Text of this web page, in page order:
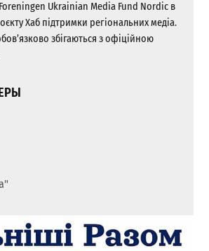
Ukrainian Media Fund Nordic в
Хаб підтримки регіональних медіа.
збігаються з офіційною